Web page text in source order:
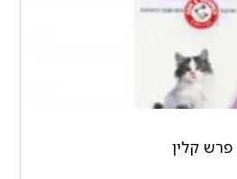
פרש קלין